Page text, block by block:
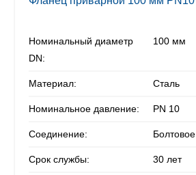
Номинальный диаметр
DN:
100 мм
Материал: Сталь
Номинальное давление: PN 10
Соединение: Болтовое
Срок службы: 30 лет